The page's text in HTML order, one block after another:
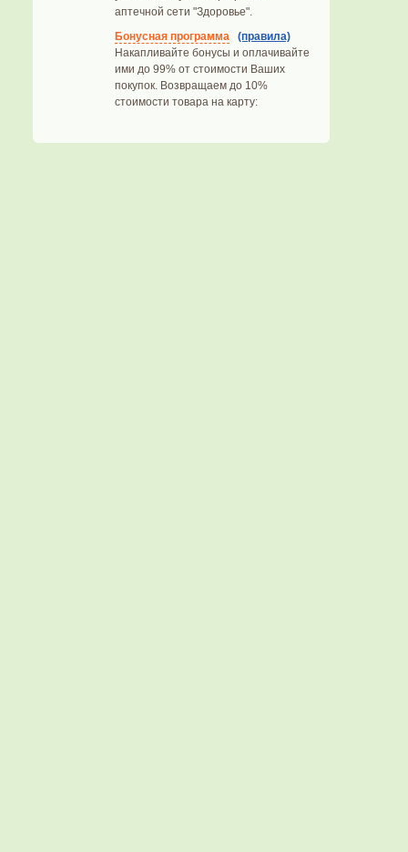
аптечной сети "Здоровье".
Бонусная программа
(правила)
Накапливайте бонусы и оплачивайте
ими до 99% от стоимости Ваших
покупок. Возвращаем до 10%
стоимости товара на карту: